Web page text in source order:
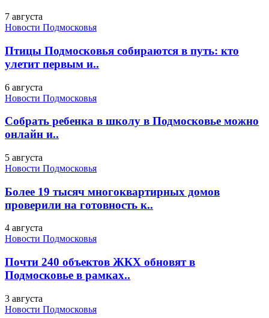
7 августа
Новости Подмосковья
Птицы Подмосковья собираются в путь: кто
улетит первым и..
6 августа
Новости Подмосковья
Собрать ребенка в школу в Подмосковье можно
онлайн и..
5 августа
Новости Подмосковья
Более 19 тысяч многоквартирных домов
проверили на готовность к..
4 августа
Новости Подмосковья
Почти 240 объектов ЖКХ обновят в
Подмосковье в рамках..
3 августа
Новости Подмосковья